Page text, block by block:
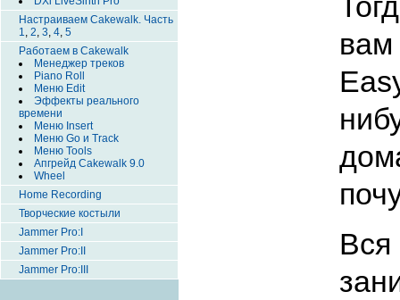
Настраиваем Cakewalk. Часть
1, 2, 3, 4, 5
Работаем в Cakewalk
Менеджер треков
Piano Roll
Меню Edit
Эффекты реального
времени
Меню Insert
Меню Go и Track
Меню Tools
Апгрейд Cakewalk 9.0
Wheel
Home Recording
Творческие костыли
Jammer Pro:I
Jammer Pro:II
Jammer Pro:III